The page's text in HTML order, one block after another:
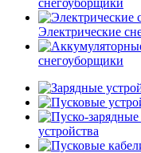
снегоуборщики
Электрические
снегоуборщики
устройства